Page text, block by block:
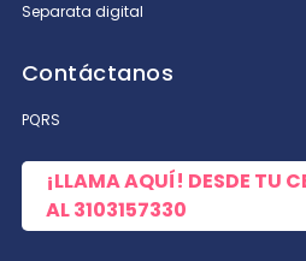
Separata digital
Contáctanos
PQRS
¡LLAMA AQUÍ! DESDE TU
AL3103157330